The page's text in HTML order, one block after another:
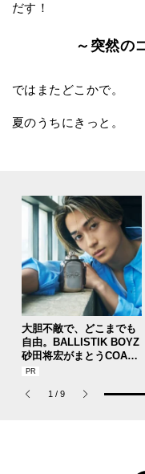
だす！
～突然の
ではまたどこかで。
夏のうちにきっと。
大胆不敵で、どこまでも
自由。BALLISTIK BOYZ
砂田将宏がまとうCOACH
の新作フレグランス「コ
パルファム」
1 / 9